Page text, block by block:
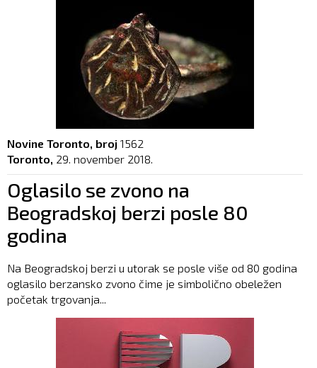
Novine Toronto, broj 1562
Toronto, 29. november 2018.
Oglasilo se zvono na
Beogradskoj berzi posle 80
godina
Na Beogradskoj berzi u utorak se posle više od 80 godina
oglasilo berzansko zvono čime je simbolično obeležen
početak trgovanja...